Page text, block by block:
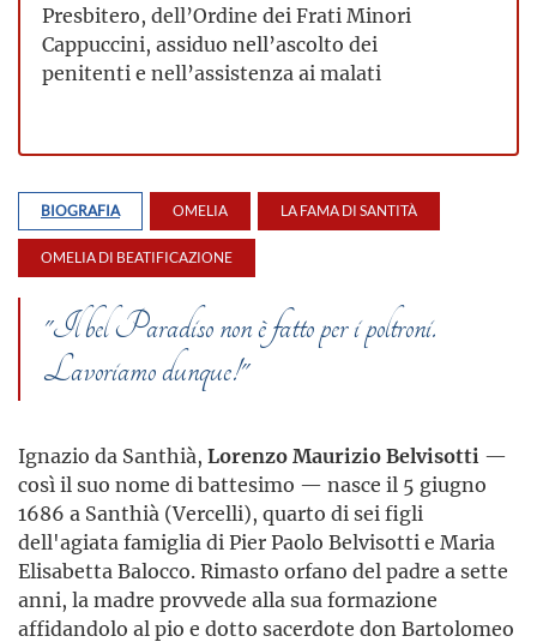
Presbitero, dell’Ordine dei Frati Minori
Cappuccini, assiduo nell’ascolto dei
penitenti e nell’assistenza ai malati
BIOGRAFIA OMELIA LA FAMA DI SANTITÀ
OMELIA DI BEATIFICAZIONE
"Il bel Paradiso non è fatto per i poltroni.
Lavoriamo dunque!"
Ignazio da Santhià, Lorenzo Maurizio Belvisotti —
così il suo nome di battesimo — nasce il 5 giugno
1686 a Santhià (Vercelli), quarto di sei figli
dell'agiata famiglia di Pier Paolo Belvisotti e Maria
Elisabetta Balocco. Rimasto orfano del padre a sette
anni, la madre provvede alla sua formazione
affidandolo al pio e dotto sacerdote don Bartolomeo